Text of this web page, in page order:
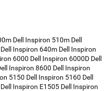
Dell Inspiron 510m Dell
Inspiron 640m Dell Inspiron
6000 Dell Inspiron 6000D Dell
Inspiron 8600 Dell Inspiron
5150 Dell Inspiron 5160 Dell
Inspiron E1505 Dell Inspiron